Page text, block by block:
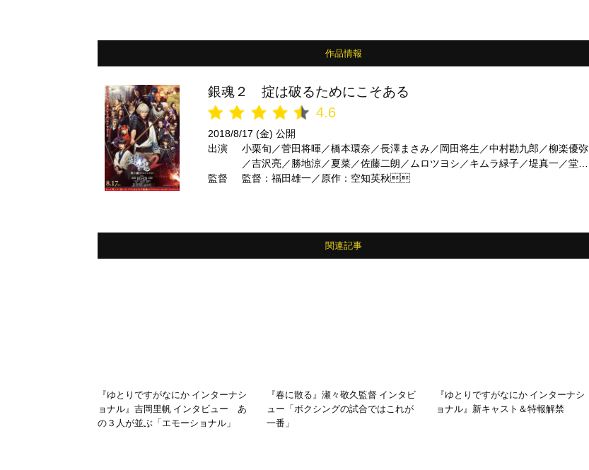
作品情報
銀魂２ 掟は破るためにこそある
4.6
2018/8/17 (金) 公開
出演
小栗旬／菅田将暉／橋本環奈／長澤まさみ／岡田将生／中村勘九郎／柳楽優弥
／吉沢亮／勝地涼／夏菜／佐藤二朗／ムロツヨシ／キムラ緑子／堤真一／堂本
剛 ほか
監督 監督：福田雄一／原作：空知英秋
関連記事
『ゆとりですがなにか インターナシ
ョナル』吉岡里帆 インタビュー あ
の３人が並ぶ「エモーショナル」
『春に散る』瀬々敬久監督 インタビ
ュー「ボクシングの試合ではこれが
一番」
『ゆとりですがなにか インターナシ
ョナル』新キャスト＆特報解禁